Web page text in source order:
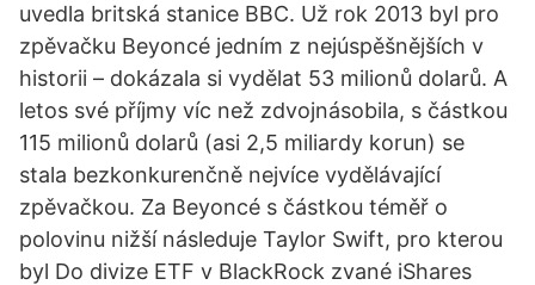
uvedla britská stanice BBC. Už rok 2013 byl pro
zpěvačku Beyoncé jedním z nejúspěšnějších v
historii – dokázala si vydělat 53 milionů dolarů. A
letos své příjmy víc než zdvojnásobila, s částkou
115 milionů dolarů (asi 2,5 miliardy korun) se
stala bezkonkurenčně nejvíce vydělávající
zpěvačkou. Za Beyoncé s částkou téměř o
polovinu nižší následuje Taylor Swift, pro kterou
byl Do divize ETF v BlackRock zvané iShares